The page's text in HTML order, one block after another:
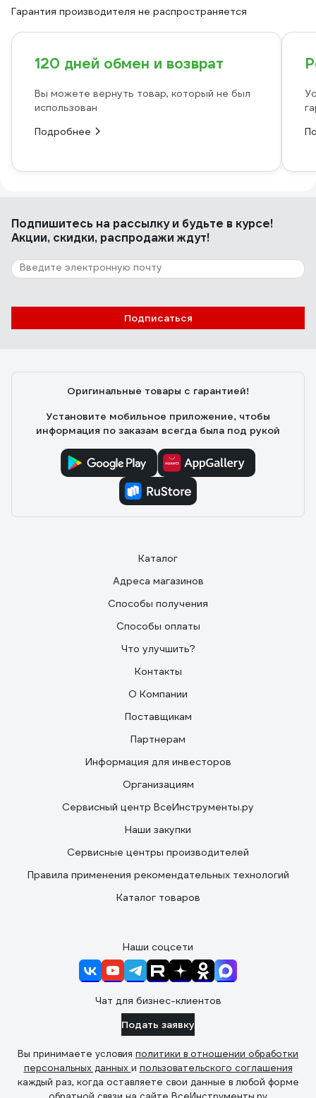
Гарантия производителя не распространяется
120 дней обмен и возврат
Вы можете вернуть товар, который не был
использован
Подробнее
Подпишитесь на рассылкуи будьте в курсе!
Акции, скидки, распродажи ждут!
Подписаться
Оригинальные товары с гарантией!
Установите мобильное приложение, чтобы
информация по заказам всегда была под рукой
Каталог
Адреса магазинов
Способы получения
Способы оплаты
Что улучшить?
Контакты
О Компании
Поставщикам
Партнерам
Информация для инвесторов
Организациям
Сервисный центр ВсеИнструменты.ру
Наши закупки
Сервисные центры производителей
Правила применения рекомендательных технологий
Каталог товаров
Наши соцсети
Чат для бизнес-клиентов
Подать заявку
Вы принимаете условия политики в отношении обработки
персональных данных и пользовательского соглашения
каждый раз, когда оставляете свои данные в любой форме